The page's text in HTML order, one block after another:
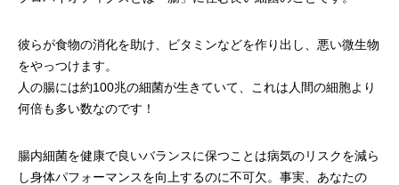
彼らが食物の消化を助け、ビタミンなどを作り出し、悪い微生物
をやっつけます。
人の腸には約100兆の細菌が生きていて、これは人間の細胞より
何倍も多い数なのです！
腸内細菌を健康で良いバランスに保つことは病気のリスクを減ら
し身体パフォーマンスを向上するのに不可欠。事実、あなたの